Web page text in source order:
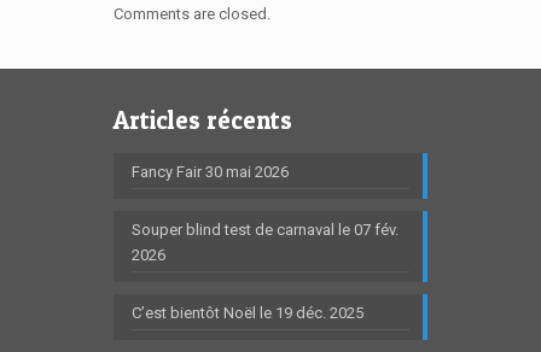
Comments are closed.
Articles récents
Fancy Fair 30 mai 2026
Souper blind test de carnaval le 07 fév.
2026
C’est bientôt Noël le 19 déc. 2025